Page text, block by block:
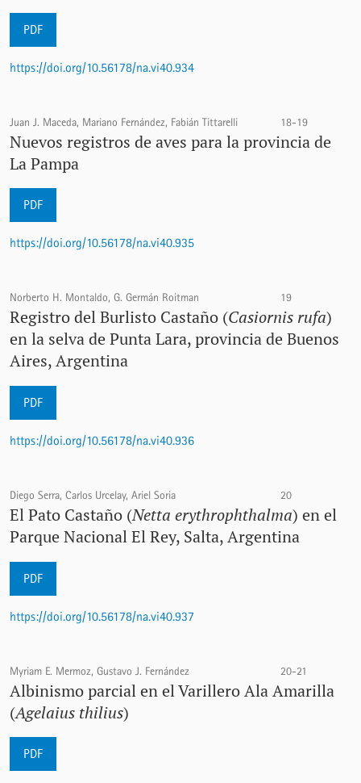
PDF
https://doi.org/10.56178/na.vi40.934
Juan J. Maceda, Mariano Fernández, Fabián Tittarelli 18-19
Nuevos registros de aves para la provincia de
La Pampa
PDF
https://doi.org/10.56178/na.vi40.935
Norberto H. Montaldo, G. Germán Roitman 19
Registro del Burlisto Castaño (Casiornis rufa)
en la selva de Punta Lara, provincia de Buenos
Aires, Argentina
PDF
https://doi.org/10.56178/na.vi40.936
Diego Serra, Carlos Urcelay, Ariel Soria 20
El Pato Castaño (Netta erythrophthalma) en el
Parque Nacional El Rey, Salta, Argentina
PDF
https://doi.org/10.56178/na.vi40.937
Myriam E. Mermoz, Gustavo J. Fernández 20-21
Albinismo parcial en el Varillero Ala Amarilla
(Agelaius thilius)
PDF